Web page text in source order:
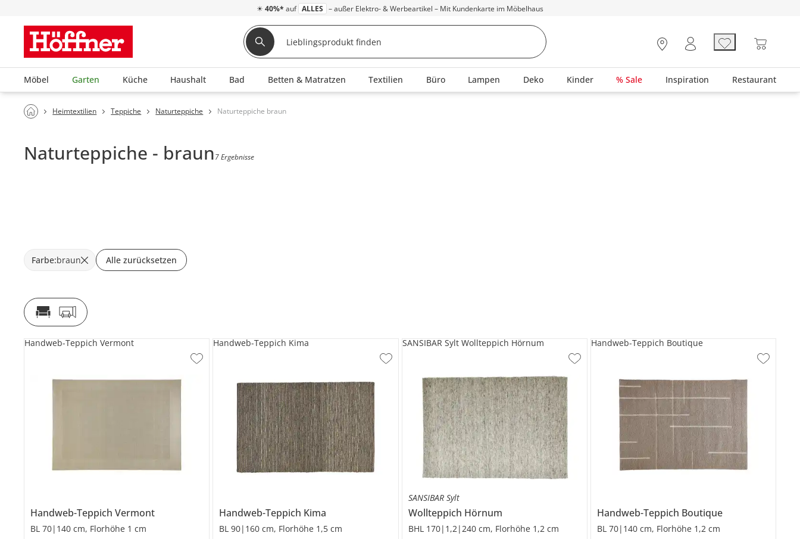
☀ 40%* auf ALLES – außer Elektro- & Werbeartikel – Mit Kundenkarte im Möbelhaus
Möbel Garten Küche Haushalt Bad Betten & Matratzen Textilien Büro Lampen Deko Kinder % Sale Inspiration Restaurant
Heimtextilien Teppiche Naturteppiche Naturteppiche braun
Naturteppiche - braun7 Ergebnisse
Farbe:braun Alle zurücksetzen
Handweb-TeppichVermont
BL 70|140 cm, Florhöhe 1 cm
Handweb-Teppich Vermont
Handweb-Teppich Kima
BL 90|160 cm, Florhöhe 1,5 cm
Handweb-Teppich Kima
SANSIBAR Sylt
Wollteppich Hörnum
BHL 170|1,2|240 cm, Florhöhe 1,2 cm
SANSIBAR Sylt Wollteppich Hörnum
Handweb-Teppich Boutique
BL 70|140 cm, Florhöhe 1,2 cm
Handweb-Teppich Boutique